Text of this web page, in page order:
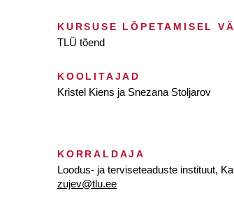
KURSUSE LÕPETAMISEL
TLÜ tõend
KOOLITAJAD
Kristel Kiens ja Snezana Stoljarov
KORRALDAJA
Loodus- ja terviseteaduste instituut,
zujev@tlu.ee